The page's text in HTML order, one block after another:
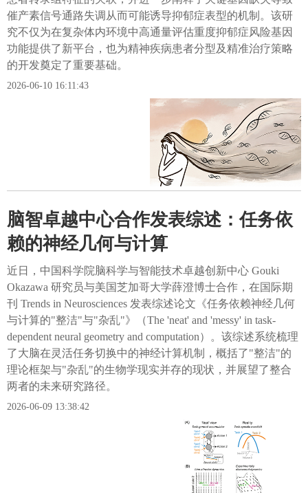
催产素信号通路失调从而可能诱导抑郁症表型的机制。该研
究不仅为在复杂体内环境中高通量评估重度抑郁症风险基因
功能提供了新平台，也为精神疾病患者分型及精准治疗策略
的开发奠定了重要基础。
2026-06-10 16:11:43
脑智卓越中心合作发表综述：任务依
赖的神经几何与计算
近日，中国科学院脑科学与智能技术卓越创新中心 Gouki
Okazawa 研究员与美国芝加哥大学薛澄博士合作，在国际期
刊 Trends in Neurosciences 发表综述论文《任务依赖神经几何
与计算的"整洁"与"杂乱"​》（The 'neat' and 'messy' in task-
dependent neural geometry and computation）。该综述系统梳理
了大脑在灵活任务切换中的神经计算机制，概括了"整洁"的
理论框架与"杂乱"的生物学现实并存的现状，并展望了整合
两者的未来研究路径。
2026-06-09 13:38:42